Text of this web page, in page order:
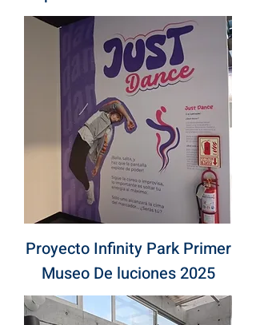
Proyecto Infinity Park Primer
Museo De luciones 2025